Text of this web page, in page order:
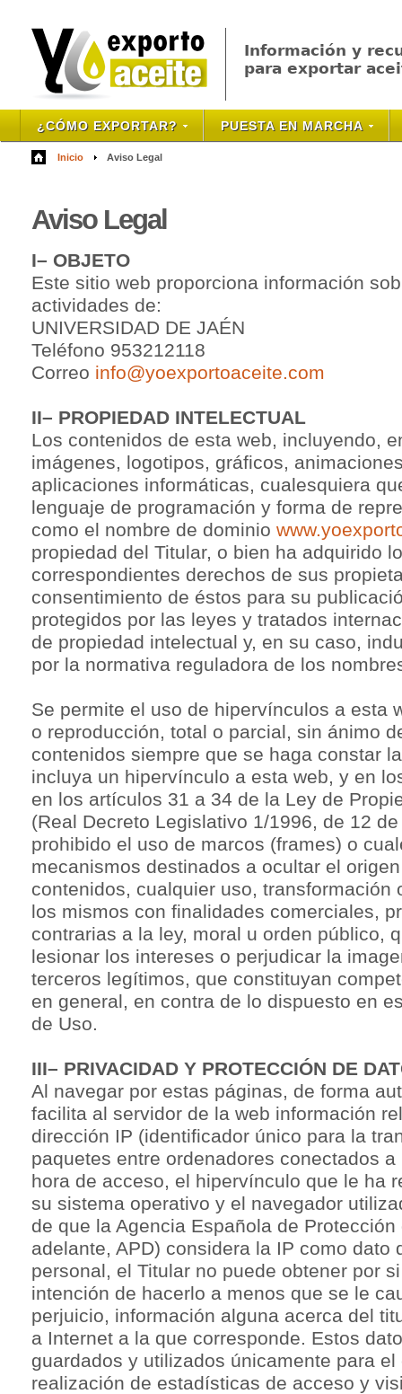
Información y
para exportar
¿CÓMO EXPORTAR? PUESTA EN MARCHA
Inicio Aviso Legal
AvisoLegal
I– OBJETO
Este sitio web proporciona información
actividades de:
UNIVERSIDAD DE JAÉN
Teléfono 953212118
Correo info@yoexportoaceite.com
II– PROPIEDAD INTELECTUAL
Los contenidos de esta web, incluyendo,
imágenes, logotipos, gráficos,
aplicaciones informáticas, cualesquiera
lenguaje de programación y forma de
como el nombre de dominio
propiedad del Titular, o bien ha adquirido
correspondientes derechos de sus
consentimiento de éstos para su
protegidos por las leyes y tratados
de propiedad intelectual y, en su caso,
por la normativa reguladora de los
Se permite el uso de hipervínculos a esta
o reproducción, total o parcial, sin ánimo
contenidos siempre que se haga constar
incluya un hipervínculo a esta web, y en
en los artículos 31 a 34 de la Ley de
(Real Decreto Legislativo 1/1996, de 12
prohibido el uso de marcos (frames) o
mecanismos destinados a ocultar el
contenidos, cualquier uso, transformación
los mismos con finalidades comerciales,
contrarias a la ley, moral u orden público,
lesionar los intereses o perjudicar la
terceros legítimos, que constituyan
en general, en contra de lo dispuesto en
de Uso.
III– PRIVACIDAD Y PROTECCIÓN DE
Al navegar por estas páginas, de forma
facilita al servidor de la web información
dirección IP (identificador único para la
paquetes entre ordenadores conectados
hora de acceso, el hipervínculo que le ha
su sistema operativo y el navegador
de que la Agencia Española de Protección
adelante, APD) considera la IP como dato
personal, el Titular no puede obtener por
intención de hacerlo a menos que se le
perjuicio, información alguna acerca del
a Internet a la que corresponde. Estos
guardados y utilizados únicamente para el
realización de estadísticas de acceso y